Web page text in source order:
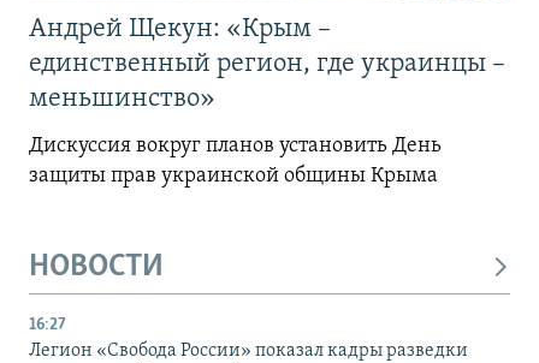
Андрей Щекун: «Крым –
единственный регион, где украинцы –
меньшинство»
Дискуссия вокруг планов установить День
защиты прав украинской общины Крыма
НОВОСТИ
16:27
Легион «Свобода России» показал кадры разведки